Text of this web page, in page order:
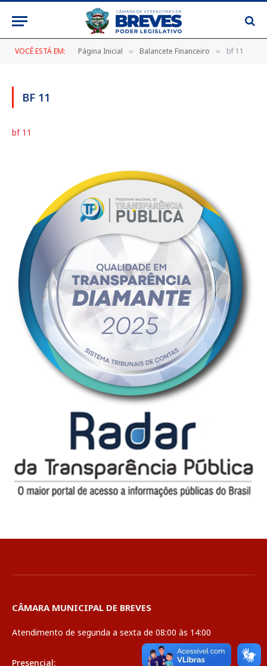
VOCÊ ESTÁ EM: Página Inicial » Balancete Financeiro » bf 11
BF 11
bf 11
CÂMARA MUNICIPAL DE BREVES
Atendimento de segunda a sexta de 08:00 às 14:00
Presencial: